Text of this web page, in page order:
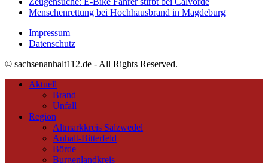
Menschenrettung bei Hochhausbrand in Magdeburg
Impressum
Datenschutz
© sachsenanhalt112.de - All Rights Reserved.
Aktuell
Brand
Unfall
Region
Altmarkkreis Salzwedel
Anhalt-Bitterfeld
Börde
Burgenlandkreis